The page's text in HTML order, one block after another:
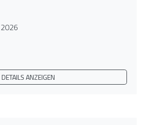
DETAILS ANZEIGEN